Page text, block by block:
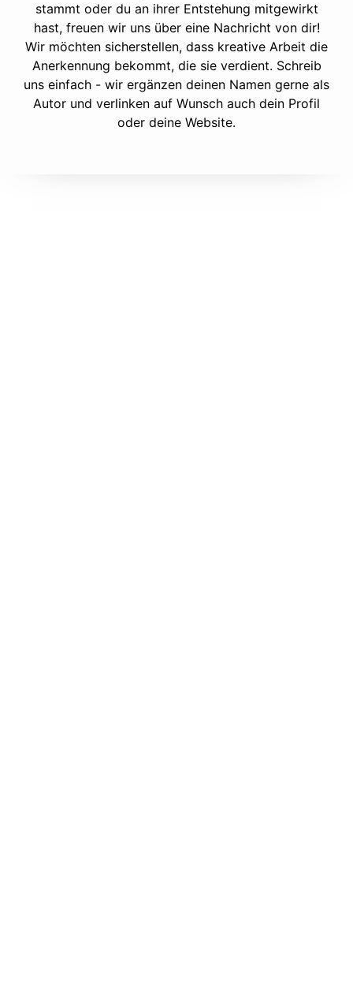
stammt oder du an ihrer Entstehung mitgewirkt
hast, freuen wir uns über eine Nachricht von dir!
Wir möchten sicherstellen, dass kreative Arbeit die
Anerkennung bekommt, die sie verdient. Schreib
uns einfach - wir ergänzen deinen Namen gerne als
Autor und verlinken auf Wunsch auch dein Profil
oder deine Website.